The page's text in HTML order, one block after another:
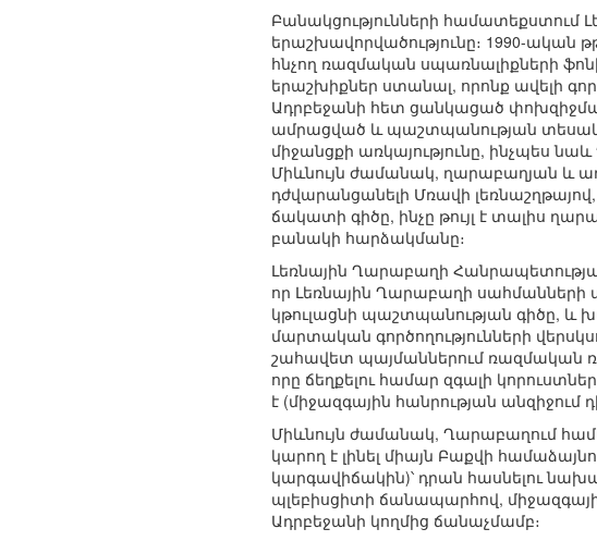
Բանակցությունների համատեքստում
երաշխավորվածությունը։ 1990-ական
հնչող ռազմական սպառնալիքների
երաշխիքներ ստանալ, որոնք ավելի
Ադրբեջանի հետ ցանկացած
ամրացված և պաշտպանության
միջանցքի առկայությունը, ինչպես
Միևնույն ժամանակ, ղարաբաղյան և
դժվարանցանելի Մռավի
ճակատի գիծը, ինչը թույլ է տալիս
բանակի հարձակմանը։
Լեռնային Ղարաբաղի
որ Լեռնային Ղարաբաղի սահմանների
կթուլացնի պաշտպանության գիծը, և
մարտական գործողությունների
շահավետ պայմաններում ռազմական
որը ճեղքելու համար զգալի
է (միջազգային հանրության
Միևնույն ժամանակ, Ղարաբաղում
կարող է լինել միայն Բաքվի
կարգավիճակին)՝ դրան հասնելու
պլեբիսցիտի ճանապարհով,
Ադրբեջանի կողմից ճանաչմամբ։